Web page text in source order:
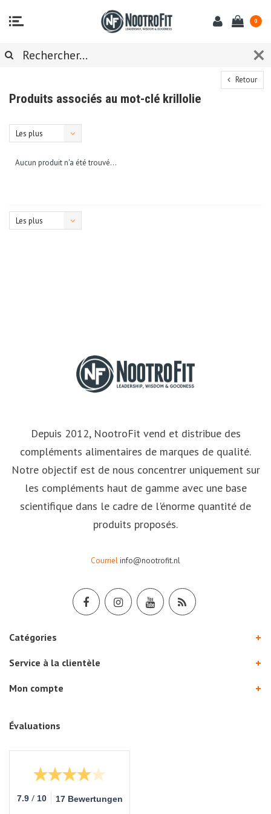
0
Retour
Produits associés au mot-clé krillolie
Les plus
Aucun produit n'a été trouvé...
Les plus
Depuis 2012, NootroFit vend et distribue des
compléments alimentaires de marques de qualité.
Notre objectif est de nous concentrer uniquement sur
les compléments haut de gamme avec une base
scientifique dans le cadre de l'énorme quantité de
produits proposés.
Courrielinfo@nootrofit.nl
Catégories
Service à la clientèle
Mon compte
Évaluations
7.9 / 10 17 Bewertungen